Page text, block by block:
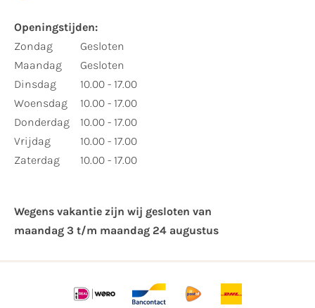
Openingstijden:
Zondag
Maandag
Dinsdag
Woensdag
Donderdag
Vrijdag
Zaterdag
Gesloten
Gesloten
10.00 - 17.00
10.00 - 17.00
10.00 - 17.00
10.00 - 17.00
10.00 - 17.00
Wegens vakantie zijn wij gesloten van ​
maandag 3 t/m maandag 24 augustus